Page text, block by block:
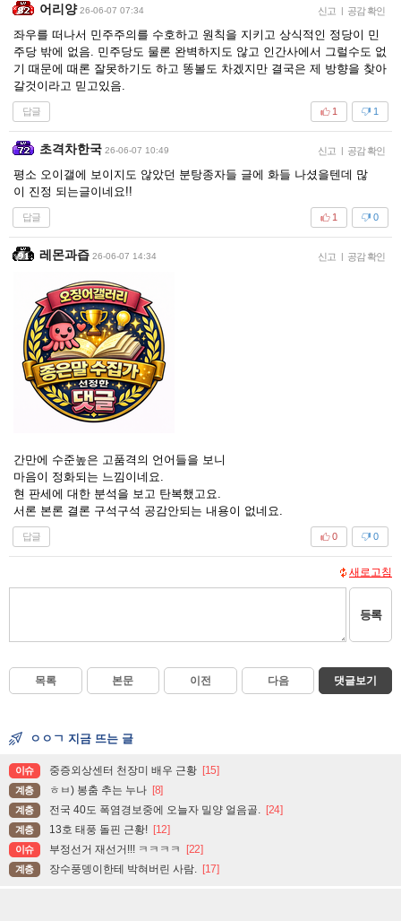
어리양 26-06-07 07:34 신고 | 공감 확인
좌우를 떠나서 민주주의를 수호하고 원칙을 지키고 상식적인 정당이 민
주당 밖에 없음. 민주당도 물론 완벽하지도 않고 인간사에서 그럴수도 없
기 때문에 때론 잘못하기도 하고 똥볼도 차겠지만 결국은 제 방향을 찾아
갈것이라고 믿고있음.
답글 1
1
초격차한국 26-06-07 10:49 신고 | 공감 확인
평소 오이갤에 보이지도 않았던 분탕종자들 글에 화들 나셨을텐데 많
이 진정 되는글이네요!!
답글 0
1
레몬과즙 26-06-07 14:34 신고 | 공감 확인
간만에 수준높은 고품격의 언어들을 보니
마음이 정화되는 느낌이네요.
현 판세에 대한 분석을 보고 탄복했고요.
서론 본론 결론 구석구석 공감안되는 내용이 없네요.
답글 0
0
새로고침
등록
목록 본문 이전 다음 댓글보기
ㅇㅇㄱ 지금 뜨는 글
이슈 중증외상센터 천장미 배우 근황 [15]
계층 ㅎㅂ) 봉춤 추는 누나 [8]
계층 전국 40도 폭염경보중에 오늘자 밀양 얼음골. [24]
계층 13호 태풍 돌핀 근황! [12]
이슈 부정선거 재선거!!! ㅋㅋㅋㅋ [22]
계층 장수풍뎅이한테 박혀버린 사람. [17]